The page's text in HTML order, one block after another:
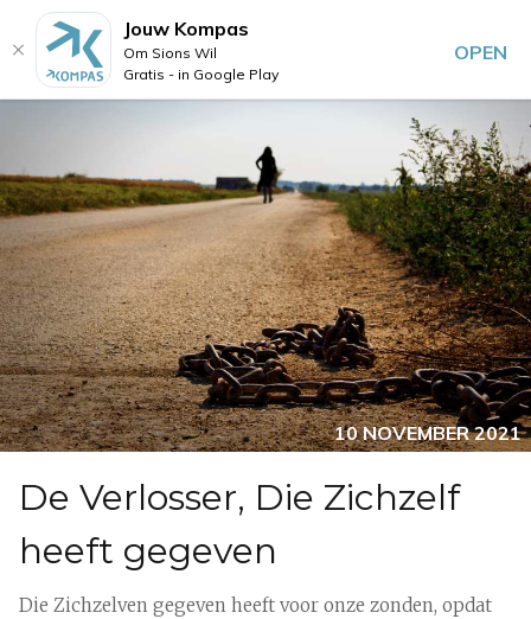
10 NOVEMBER 2021
De Verlosser, Die Zichzelf
heeft gegeven
Die Zichzelven gegeven heeft voor onze zonden, opdat
Jouw Kompas
Om Sions Wil
Gratis - in Google Play
OPEN